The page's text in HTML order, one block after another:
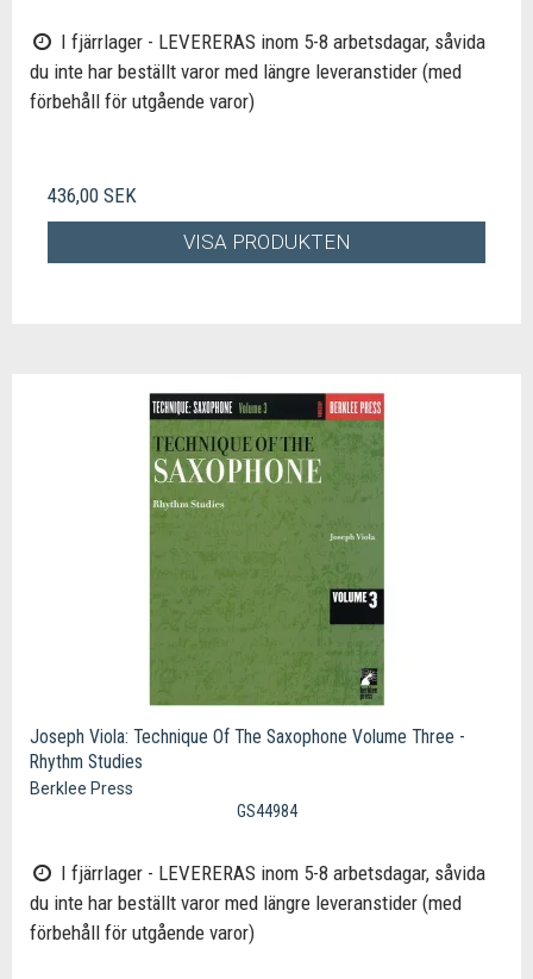
I fjärrlager - LEVERERAS inom 5-8 arbetsdagar, såvida
du inte har beställt varor med längre leveranstider (med
förbehåll för utgående varor)
436,00 SEK
VISA PRODUKTEN
Joseph Viola: Technique Of The Saxophone Volume Three -
Rhythm Studies
Berklee Press
GS44984
I fjärrlager - LEVERERAS inom 5-8 arbetsdagar, såvida
du inte har beställt varor med längre leveranstider (med
förbehåll för utgående varor)